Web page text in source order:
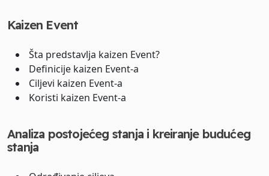
Kaizen Event
Šta predstavlja kaizen Event?
Definicije kaizen Event-a
Ciljevi kaizen Event-a
Koristi kaizen Event-a
Analiza postojećeg stanja i kreiranje budućeg
stanja